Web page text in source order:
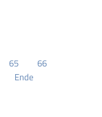
65
66
Ende